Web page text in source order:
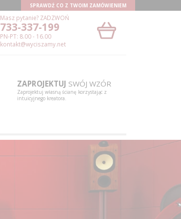
SPRAWDŹ CO Z TWOIM ZAMÓWIENIEM
Masz pytanie? ZADZWOŃ
733-337-199
PN-PT: 8.00 - 16.00
kontakt@wyciszamy.net
ZAPROJEKTUJ SWÓJ WZÓR
Zaprojektuj własną ścianę korzystając z
intuicyjnego kreatora.